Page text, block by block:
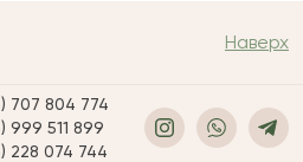
Наверх
707 804 774
999 511 899
228 074 744